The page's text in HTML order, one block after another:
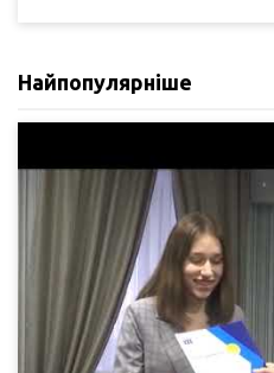
Найпопулярніше